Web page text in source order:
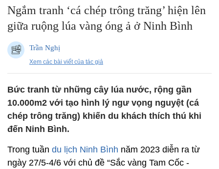
Ngắm tranh ‘cá chép trông trăng’ hiện lên
giữa ruộng lúa vàng óng ả ở Ninh Bình
Trần Nghị
Xem các bài viết của tác giả
Bức tranh từ những cây lúa nước, rộng gần
10.000m2 với tạo hình lý ngư vọng nguyệt (cá
chép trông trăng) khiến du khách thích thú khi
đến Ninh Bình.
Trong tuần du lịch Ninh Bình năm 2023 diễn ra từ
ngày 27/5-4/6 với chủ đề “Sắc vàng Tam Cốc -